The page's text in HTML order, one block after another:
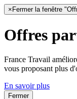
× Fermer la fenêtre
Offres
France Travail
vous proposant plus
En savoir plus
Fermer